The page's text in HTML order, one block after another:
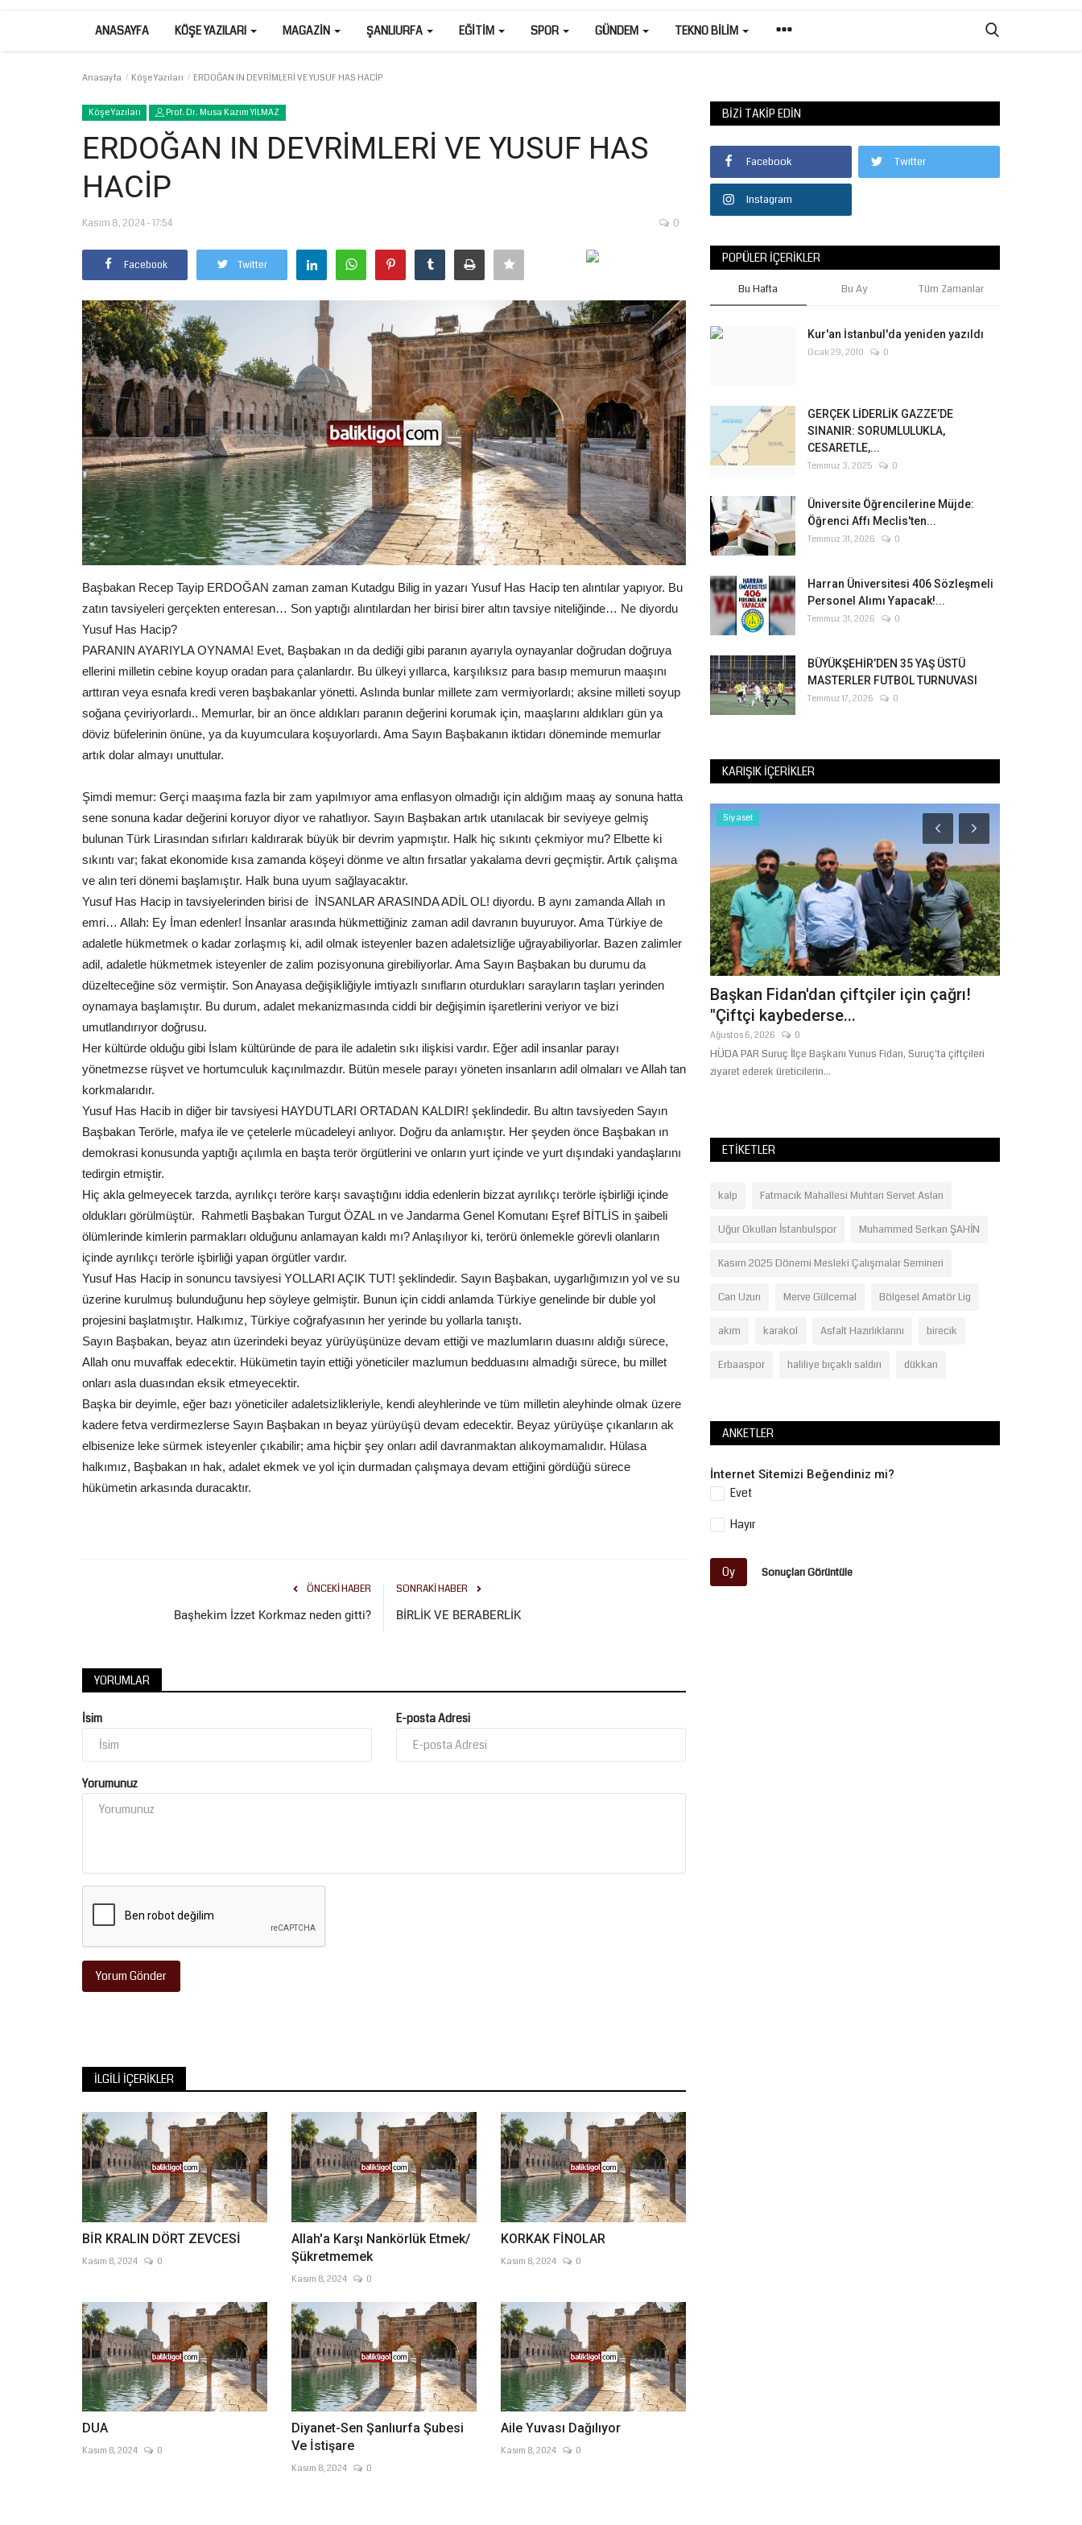
ANASAYFA KÖŞE YAZILARI MAGAZIN ŞANLIURFA EĞITIM SPOR GÜNDEM TEKNO BILIM
Anasayfa Köşe Yazıları ERDOĞAN IN DEVRİMLERİ VE YUSUF HAS HACİP
Köşe Yazıları Prof. Dr. Musa Kazım YILMAZ
ERDOĞAN IN DEVRİMLERİ VE YUSUF HAS
HACİP
Kasım 8, 2024 - 17:54 0
Facebook Twitter
Başbakan Recep Tayip ERDOĞAN zaman zaman Kutadgu Bilig in yazarı Yusuf Has Hacip ten alıntılar yapıyor. Bu
zatın tavsiyeleri gerçekten enteresan… Son yaptığı alıntılardan her birisi birer altın tavsiye niteliğinde… Ne diyordu
Yusuf Has Hacip?
PARANIN AYARIYLA OYNAMA! Evet, Başbakan ın da dediği gibi paranın ayarıyla oynayanlar doğrudan doğruya
ellerini milletin cebine koyup oradan para çalanlardır. Bu ülkeyi yıllarca, karşılıksız para basıp memurun maaşını
arttıran veya esnafa kredi veren başbakanlar yönetti. Aslında bunlar millete zam vermiyorlardı; aksine milleti soyup
soğana çeviriyorlardı.. Memurlar, bir an önce aldıkları paranın değerini korumak için, maaşlarını aldıkları gün ya
döviz büfelerinin önüne, ya da kuyumculara koşuyorlardı. Ama Sayın Başbakanın iktidarı döneminde memurlar
artık dolar almayı unuttular.
Şimdi memur: Gerçi maaşıma fazla bir zam yapılmıyor ama enflasyon olmadığı için aldığım maaş ay sonuna hatta
sene sonuna kadar değerini koruyor diyor ve rahatlıyor. Sayın Başbakan artık utanılacak bir seviyeye gelmiş
bulunan Türk Lirasından sıfırları kaldırarak büyük bir devrim yapmıştır. Halk hiç sıkıntı çekmiyor mu? Elbette ki
sıkıntı var; fakat ekonomide kısa zamanda köşeyi dönme ve altın fırsatlar yakalama devri geçmiştir. Artık çalışma
ve alın teri dönemi başlamıştır. Halk buna uyum sağlayacaktır.
Yusuf Has Hacip in tavsiyelerinden birisi de İNSANLAR ARASINDA ADİL OL! diyordu. B aynı zamanda Allah ın
emri… Allah: Ey İman edenler! İnsanlar arasında hükmettiğiniz zaman adil davranın buyuruyor. Ama Türkiye de
adaletle hükmetmek o kadar zorlaşmış ki, adil olmak isteyenler bazen adaletsizliğe uğrayabiliyorlar. Bazen zalimler
adil, adaletle hükmetmek isteyenler de zalim pozisyonuna girebiliyorlar. Ama Sayın Başbakan bu durumu da
düzelteceğine söz vermiştir. Son Anayasa değişikliğiyle imtiyazlı sınıfların oturdukları sarayların taşları yerinden
oynamaya başlamıştır. Bu durum, adalet mekanizmasında ciddi bir değişimin işaretlerini veriyor ve bizi
umutlandırıyor doğrusu.
Her kültürde olduğu gibi İslam kültüründe de para ile adaletin sıkı ilişkisi vardır. Eğer adil insanlar parayı
yönetmezse rüşvet ve hortumculuk kaçınılmazdır. Bütün mesele parayı yöneten insanların adil olmaları ve Allah tan
korkmalarıdır.
Yusuf Has Hacib in diğer bir tavsiyesi HAYDUTLARI ORTADAN KALDIR! şeklindedir. Bu altın tavsiyeden Sayın
Başbakan Terörle, mafya ile ve çetelerle mücadeleyi anlıyor. Doğru da anlamıştır. Her şeyden önce Başbakan ın
demokrasi konusunda yaptığı açılımla en başta terör örgütlerini ve onların yurt içinde ve yurt dışındaki yandaşlarını
tedirgin etmiştir.
Hiç akla gelmeyecek tarzda, ayrılıkçı teröre karşı savaştığını iddia edenlerin bizzat ayrılıkçı terörle işbirliği içinde
oldukları görülmüştür. Rahmetli Başbakan Turgut ÖZAL ın ve Jandarma Genel Komutanı Eşref BİTLİS in şaibeli
ölümlerinde kimlerin parmakları olduğunu anlamayan kaldı mı? Anlaşılıyor ki, terörü önlemekle görevli olanların
içinde ayrılıkçı terörle işbirliği yapan örgütler vardır.
Yusuf Has Hacip in sonuncu tavsiyesi YOLLARI AÇIK TUT! şeklindedir. Sayın Başbakan, uygarlığımızın yol ve su
üzerine kurulmuş bulunduğunu hep söyleye gelmiştir. Bunun için ciddi anlamda Türkiye genelinde bir duble yol
projesini başlatmıştır. Halkımız, Türkiye coğrafyasının her yerinde bu yollarla tanıştı.
Sayın Başbakan, beyaz atın üzerindeki beyaz yürüyüşünüze devam ettiği ve mazlumların duasını aldığı sürece,
Allah onu muvaffak edecektir. Hükümetin tayin ettiği yöneticiler mazlumun bedduasını almadığı sürece, bu millet
onları asla duasından eksik etmeyecektir.
Başka bir deyimle, eğer bazı yöneticiler adaletsizlikleriyle, kendi aleyhlerinde ve tüm milletin aleyhinde olmak üzere
kadere fetva verdirmezlerse Sayın Başbakan ın beyaz yürüyüşü devam edecektir. Beyaz yürüyüşe çıkanların ak
elbisenize leke sürmek isteyenler çıkabilir; ama hiçbir şey onları adil davranmaktan alıkoymamalıdır. Hülasa
halkımız, Başbakan ın hak, adalet ekmek ve yol için durmadan çalışmaya devam ettiğini gördüğü sürece
hükümetin arkasında duracaktır.
ÖNCEKI HABER
Başhekim İzzet Korkmaz neden gitti?
SONRAKI HABER
BİRLİK VE BERABERLİK
YORUMLAR
İsim E-posta Adresi
Yorumunuz
Yorum Gönder
İLGILI İÇERIKLER
BİR KRALIN DÖRT ZEVCESİ
Kasım 8, 2024 0
Allah'a Karşı Nankörlük Etmek/
Şükretmemek
Kasım 8, 2024 0
KORKAK FİNOLAR
Kasım 8, 2024 0
DUA
Kasım 8, 2024 0
Diyanet-Sen Şanlıurfa Şubesi
Ve İstişare
Kasım 8, 2024 0
Aile Yuvası Dağılıyor
Kasım 8, 2024 0
BIZI TAKIP EDIN
Facebook Twitter
Instagram
POPÜLER İÇERIKLER
Bu Hafta Bu Ay Tüm Zamanlar
Kur'an İstanbul'da yeniden yazıldı
Ocak 29, 2010 0
GERÇEK LİDERLİK GAZZE’DE
SINANIR: SORUMLULUKLA,
CESARETLE,...
Temmuz 3, 2025 0
Üniversite Öğrencilerine Müjde:
Öğrenci Affı Meclis'ten...
Temmuz 31, 2026 0
Harran Üniversitesi 406 Sözleşmeli
Personel Alımı Yapacak!...
Temmuz 31, 2026 0
BÜYÜKŞEHİR’DEN 35 YAŞ ÜSTÜ
MASTERLER FUTBOL TURNUVASI
Temmuz 17, 2026 0
KARIŞIK İÇERIKLER
Sağlık
Doç. Dr. Çiğdem Cindoğlu’ndan
Şanlıurfalılara Sıcak Uyarısı:...
Temmuz 24, 2026
Şanlıurfa Harran Üniversitesi Hastanesi Öğretim Üyesi Doç. Dr.
Çiğdem Cindoğlu,...
Siyaset
CHP’Yİ SARSAN "DELEGE"
OPERASYONU URFA’YA SIÇRADI! 13
Mayıs 23, 2026 0
CHP’nin 38’inci Olağan Kurultayı’ndaki rüşvet ve usulsüzlük
Siyaset
Başkan Fidan'dan çiftçiler için çağrı!
"Çiftçi kaybederse...
Ağustos 6, 2026 0
HÜDA PAR Suruç İlçe Başkanı Yunus Fidan, Suruç'ta çiftçileri
ziyaret ederek üreticilerin...
ETIKETLER
kalp Fatmacık Mahallesi Muhtarı Servet Aslan
Uğur Okulları İstanbulspor Muhammed Serkan ŞAHİN
Kasım 2025 Dönemi Mesleki Çalışmalar Semineri
Can Uzun Merve Gülcemal Bölgesel Amatör Lig
akım karakol Asfalt Hazırlıklarını birecik
Erbaaspor haliliye bıçaklı saldırı dükkan
ANKETLER
İnternet Sitemizi Beğendiniz mi?
Evet
Hayır
Oy Sonuçları Görüntüle